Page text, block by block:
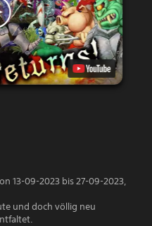
13-09-2023 bis 27-09-2023,
und doch völlig neu